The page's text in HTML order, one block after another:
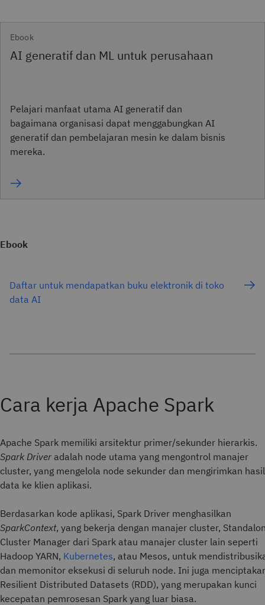
Ebook
AI generatif dan ML untuk perusahaan
Pelajari manfaat utama AI generatif dan
bagaimana organisasi dapat menggabungkan AI
generatif dan pembelajaran mesin ke dalam bisnis
mereka.
Ebook
Daftar untuk mendapatkan buku elektronik di toko
data AI
Apache Spark memiliki arsitektur primer/sekunder hierarkis.
Spark Driver adalah node utama yang mengontrol manajer
cluster, yang mengelola node sekunder dan mengirimkan hasil
data ke klien aplikasi.
Berdasarkan kode aplikasi, Spark Driver menghasilkan
SparkContext, yang bekerja dengan manajer cluster,
Cluster Manager dari Spark atau manajer cluster lain seperti
Hadoop YARN, Kubernetes, atau Mesos, untuk
dan memonitor eksekusi di seluruh node. Ini juga
Resilient Distributed Datasets (RDD), yang merupakan kunci
kecepatan pemrosesan Spark yang luar biasa.